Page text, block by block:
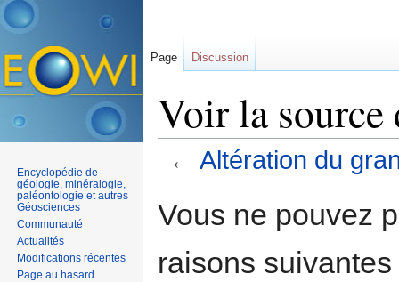
Voir la
← Altération du
Vous ne pouvez
raisons suivantes
Page Discussion
Encyclopédie de
géologie, minéralogie,
paléontologie et autres
Géosciences
Communauté
Actualités
Modifications récentes
Page au hasard